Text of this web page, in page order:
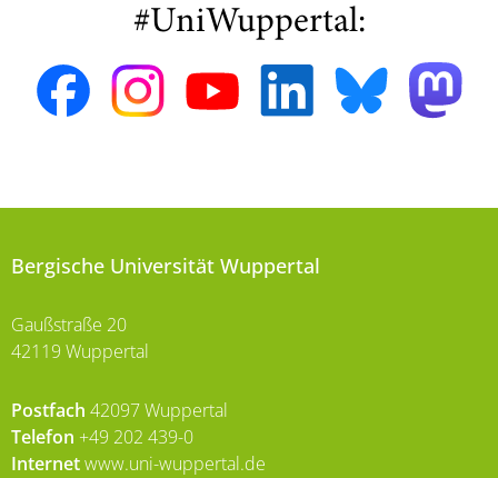
#UniWuppertal:
Bergische Universität Wuppertal
Gaußstraße 20
42119 Wuppertal
Postfach 42097 Wuppertal
Telefon +49 202 439-0
Internetwww.uni-wuppertal.de